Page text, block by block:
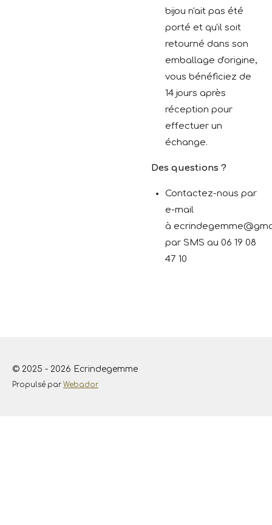
bijou n'ait pas été
porté et qu'il soit
retourné dans son
emballage d'origine,
vous bénéficiez de
14 jours après
réception pour
effectuer un
échange.
Des questions ?
Contactez-nous par
e-mail
à
par SMS au 06 19 08
47 10
© 2025 - 2026 Ecrindegemme
Propulsé par Webador